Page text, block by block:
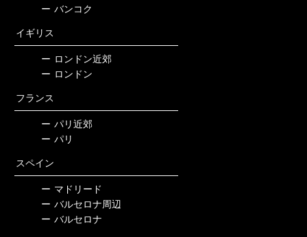
ー バンコク
イギリス
ー ロンドン近郊
ー ロンドン
フランス
ー パリ近郊
ー パリ
スペイン
ー マドリード
ー バルセロナ周辺
ー バルセロナ